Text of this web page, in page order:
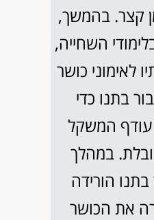
קצר. בהמשך,
השחייה,
לאימוני כושר
בתנו כדי
המשקל
במהלך
בתנו הורידה
את הכושר